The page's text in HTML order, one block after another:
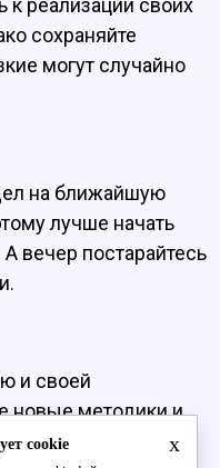
к реализации своих
сохраняйте
могут случайно
на ближайшую
лучше начать
вечер постарайтесь
и своей
новые методики и
дня вы
x
cookie